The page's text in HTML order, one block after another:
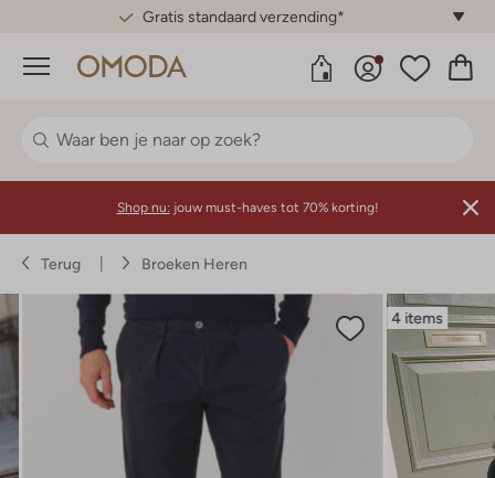
Gratis standaard verzending*
Menu
Shop nu: jouw must-haves tot 70% korting!
Terug Broeken Heren
4 items